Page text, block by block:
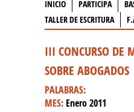
INICIO PARTICIPA
TALLER DE ESCRITURA
III CONCURSO DE
SOBRE ABOGADOS
PALABRAS:
MES: Enero 2011